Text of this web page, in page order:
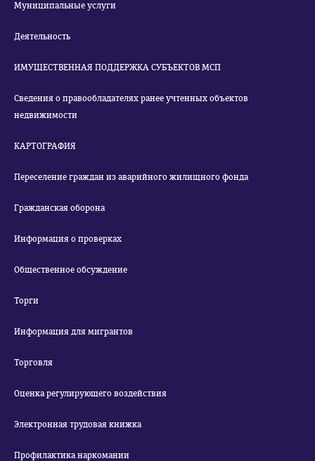
Муниципальные услуги
Деятельность
ИМУЩЕСТВЕННАЯ ПОДДЕРЖКА СУБЪЕКТОВ МСП
Сведения о правообладателях ранее учтенных объектов
недвижимости
КАРТОГРАФИЯ
Переселение граждан из аварийного жилищного фонда
Гражданская оборона
Информация о проверках
Общественное обсуждение
Торги
Информация для мигрантов
Торговля
Оценка регулирующего воздействия
Электронная трудовая книжка
Профилактика наркомании